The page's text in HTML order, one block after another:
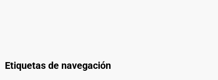
Etiquetas de navegación